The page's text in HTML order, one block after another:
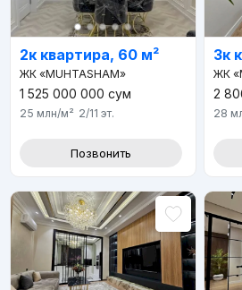
2к квартира, 60 м²
ЖК «MUHTASHAM»
1 525 000 000 сум
25 млн/м² 2/11 эт.
Позвонить
3к
ЖК
2
28